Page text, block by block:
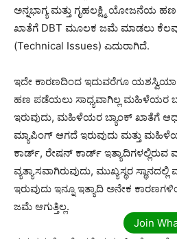
ಅನ್ನಭಾಗ್ಯ ಮತ್ತು ಗೃಹಲಕ್ಷ್ಮಿ ಯೋಜನೆಯ
ಖಾತೆಗೆ DBT ಮೂಲಕ ಜಮೆ ಮಾಡಲು ಕೆಲವು
(Technical Issues) ಎದುರಾಗಿದೆ.
ಇದೇ ಕಾರಣದಿಂದ ಇದುವರೆಗೂ
ಹಣ ಪಡೆಯಲು ಸಾಧ್ಯವಾಗಿಲ್ಲ ಮಹಿಳೆಯರ
ಇರುವುದು, ಮಹಿಳೆಯರ ಬ್ಯಾಂಕ್ ಖಾತೆಗೆ
ಮ್ಯಾಪಿಂಗ್ ಆಗದೆ ಇರುವುದು ಮತ್ತು
ಕಾರ್ಡ್, ರೇಷನ್ ಕಾರ್ಡ್ ಇತ್ಯಾದಿಗಳಲ್ಲಿರುವ
ವ್ಯತ್ಯಾಸವಾಗಿರುವುದು, ಮುಖ್ಯಸ್ಥರ
ಇರುವುದು ಇನ್ನೂ ಇತ್ಯಾದಿ ಅನೇಕ
ಜಮೆ ಆಗುತ್ತಿಲ್ಲ.